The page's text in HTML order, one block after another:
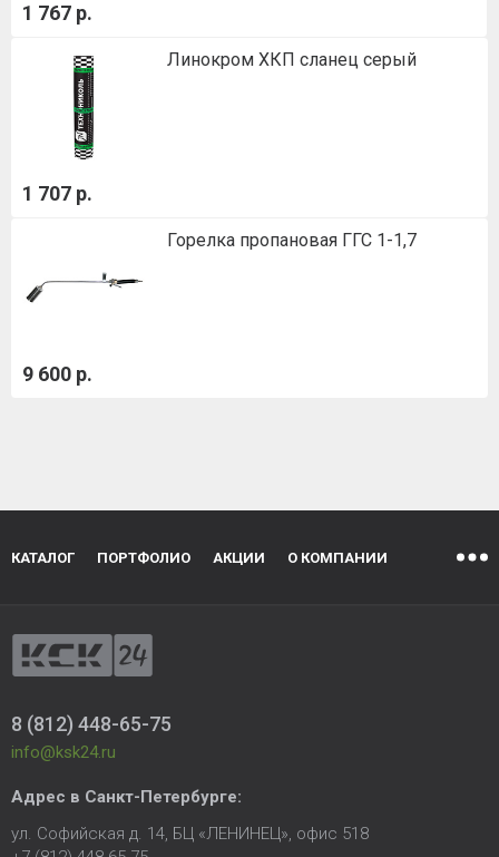
1 767 р.
Линокром ХКП сланец серый
1 707 р.
Горелка пропановая ГГС 1-1,7
9 600 р.
КАТАЛОГ ПОРТФОЛИО АКЦИИ О КОМПАНИИ
8 (812) 448-65-75
info@ksk24.ru
Адрес в Санкт-Петербурге:
ул. Софийская д. 14, БЦ «ЛЕНИНЕЦ», офис 518